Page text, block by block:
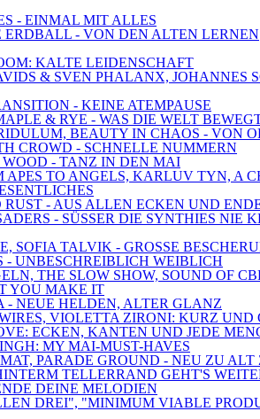
- EINMAL MIT ALLES
- VON DEN ALTEN LERNEN
KALTE LEIDENSCHAFT
& SVEN PHALANX, JOHANNES
- KEINE ATEMPAUSE
& RYE - WAS DIE WELT
BEAUTY IN CHAOS - VON
CROWD - SCHNELLE NUMMERN
WOOD - TANZ IN DEN MAI
TO ANGELS, KARLUV TYN, A
- AUS ALLEN ECKEN UND
- SÜSSER DIE SYNTHIES NIE
SOFIA TALVIK - GROSSE
- UNBESCHREIBLICH WEIBLICH
THE SLOW SHOW, SOUND OF
YOU MAKE IT
- NEUE HELDEN, ALTER GLANZ
VIOLETTA ZIRONI: KURZ UND
ECKEN, KANTEN UND JEDE
MY MAI-MUST-HAVES
PARADE GROUND - NEU ZU ALT
TELLERRAND GEHT'S
DEINE MELODIEN
DREI", "MINIMUM VIABLE